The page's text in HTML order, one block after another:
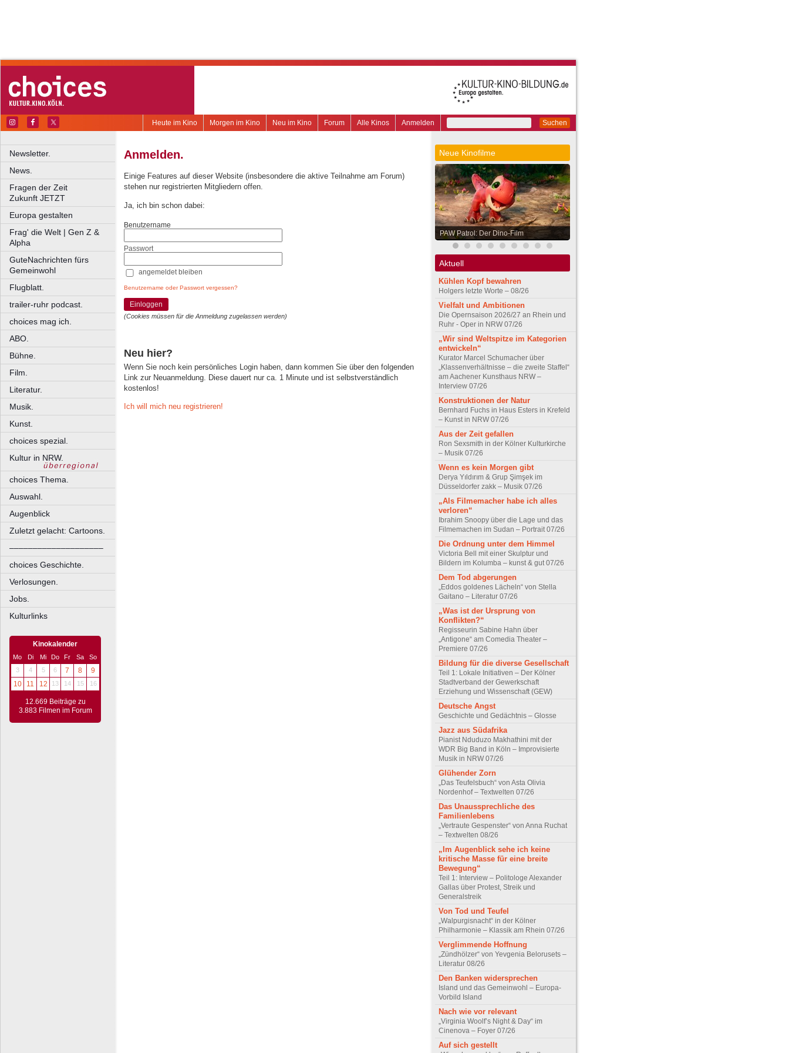
Suchen
Anmelden
Alle Kinos
Forum
Neu im Kino
Morgen im Kino
Heute im Kino
Newsletter.
News.
Fragen der Zeit
Zukunft JETZT
Europa gestalten
Frag' die Welt | Gen Z &
Alpha
GuteNachrichten fürs
Gemeinwohl
Flugblatt.
trailer-ruhr podcast.
choices mag ich.
ABO.
Bühne.
Film.
Literatur.
Musik.
Kunst.
choices spezial.
Kultur in NRW.
choices Thema.
Auswahl.
Augenblick
Zuletzt gelacht: Cartoons.
––––––––––––––––––––
choices Geschichte.
Verlosungen.
Jobs.
Kulturlinks
Kinokalender
Mo Di Mi Do Fr Sa
So
3
4 5 6 7 8
9
10
11 12 13 14 15 16
12.669 Beiträge zu
3.883 Filmen im Forum
Anmelden.
Einige Features auf dieser Website (insbesondere die aktive Teilnahme am Forum)
stehen nur registrierten Mitgliedern offen.
Ja, ich bin schon dabei:
Benutzername
Passwort
angemeldet bleiben
Benutzername oder Passwort vergessen?
Einloggen
(Cookies müssen für die Anmeldung zugelassen werden)
Neu hier?
Wenn Sie noch kein persönliches Login haben, dann kommen Sie über den folgenden
Link zur Neuanmeldung. Diese dauert nur ca. 1 Minute und ist selbstverständlich
kostenlos!
Ich will mich neu registrieren!
Neue Kinofilme
PAW Patrol: Der Dino-Film
Aktuell
Kühlen Kopf bewahren
Holgers letzte Worte – 08/26
Vielfalt und Ambitionen
Die Opernsaison 2026/27 an Rhein und
Ruhr - Oper in NRW 07/26
„Wir sind Weltspitze im Kategorien
entwickeln“
Kurator Marcel Schumacher über
„Klassenverhältnisse – die zweite Staffel“
am Aachener Kunsthaus NRW –
Interview 07/26
Konstruktionen der Natur
Bernhard Fuchs in Haus Esters in Krefeld
– Kunst in NRW 07/26
Aus der Zeit gefallen
Ron Sexsmith in der Kölner Kulturkirche
– Musik 07/26
Wenn es kein Morgen gibt
Derya Yıldırım & Grup Şimşek im
Düsseldorfer zakk – Musik 07/26
„Als Filmemacher habe ich alles
verloren“
Ibrahim Snoopy über die Lage und das
Filmemachen im Sudan – Portrait 07/26
Die Ordnung unter dem Himmel
Victoria Bell mit einer Skulptur und
Bildern im Kolumba – kunst & gut 07/26
Dem Tod abgerungen
„Eddos goldenes Lächeln“ von Stella
Gaitano – Literatur 07/26
„Was ist der Ursprung von
Konflikten?“
Regisseurin Sabine Hahn über
„Antigone“ am Comedia Theater –
Premiere 07/26
Bildung für die diverse Gesellschaft
Teil 1: Lokale Initiativen – Der Kölner
Stadtverband der Gewerkschaft
Erziehung und Wissenschaft (GEW)
Deutsche Angst
Geschichte und Gedächtnis – Glosse
Jazz aus Südafrika
Pianist Nduduzo Makhathini mit der
WDR Big Band in Köln – Improvisierte
Musik in NRW 07/26
Glühender Zorn
„Das Teufelsbuch“ von Asta Olivia
Nordenhof – Textwelten 07/26
Das Unaussprechliche des
Familienlebens
„Vertraute Gespenster“ von Anna Ruchat
– Textwelten 08/26
„Im Augenblick sehe ich keine
kritische Masse für eine breite
Bewegung“
Teil 1: Interview – Politologe Alexander
Gallas über Protest, Streik und
Generalstreik
Von Tod und Teufel
„Walpurgisnacht“ in der Kölner
Philharmonie – Klassik am Rhein 07/26
Verglimmende Hoffnung
„Zündhölzer“ von Yevgenia Belorusets –
Literatur 08/26
Den Banken widersprechen
Island und das Gemeinwohl – Europa-
Vorbild Island
Nach wie vor relevant
„Virginia Woolf’s Night & Day“ im
Cinenova – Foyer 07/26
Auf sich gestellt